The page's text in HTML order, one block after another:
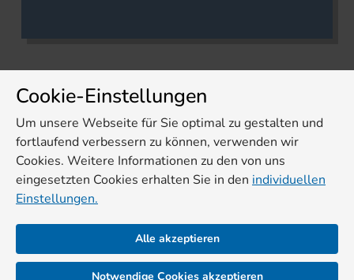
Cookie-Einstellungen
Um unsere Webseite für Sie optimal zu gestalten und
fortlaufend verbessern zu können, verwenden wir
Cookies. Weitere Informationen zu den von uns
eingesetzten Cookies erhalten Sie in den individuellen
Einstellungen.
Alle akzeptieren
Notwendige Cookies akzeptieren